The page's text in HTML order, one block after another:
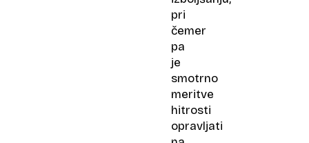
pri
čemer
pa
je
smotrno
meritve
hitrosti
opravljati